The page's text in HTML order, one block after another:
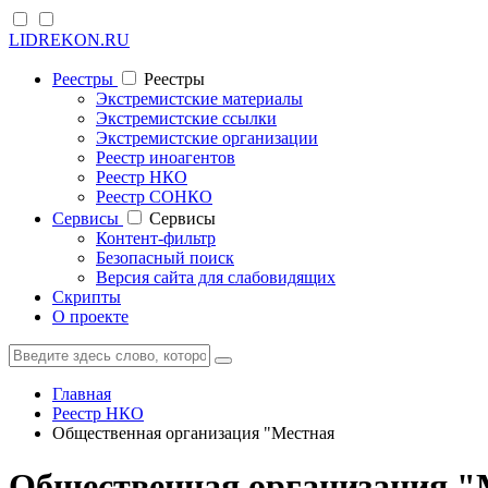
LIDREKON.RU
Реестры
Реестры
Экстремистские материалы
Экстремистские ссылки
Экстремистские организации
Реестр иноагентов
Реестр НКО
Реестр СОНКО
Cервисы
Cервисы
Контент-фильтр
Безопасный поиск
Версия сайта для слабовидящих
Скрипты
О проекте
Главная
Реестр НКО
Общественная организация "Местная